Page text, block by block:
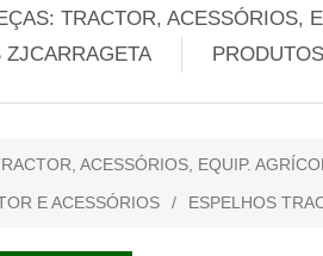
TRACTOR, ACESSÓRIOS,
ZJCARRAGETA
ACESSÓRIOS, EQUIP.
E ACESSÓRIOS
/ ESPELHOS